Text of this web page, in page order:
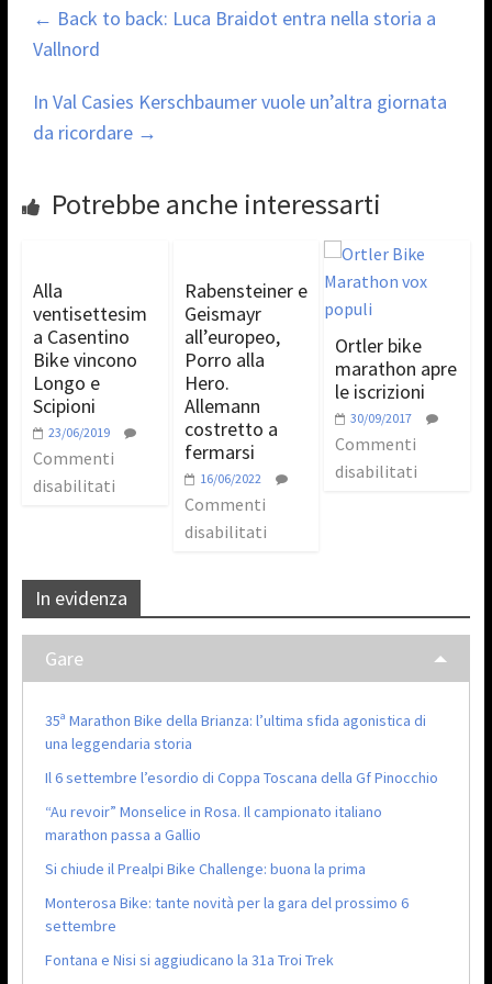
← Back to back: Luca Braidot entra nella storia a
Vallnord
In Val Casies Kerschbaumer vuole un’altra giornata
da ricordare →
Potrebbe anche interessarti
Alla
ventisettesim
a Casentino
Bike vincono
Longo e
Scipioni
23/06/2019
Commenti
disabilitati
Rabensteiner e
Geismayr
all’europeo,
Porro alla
Hero.
Allemann
costretto a
fermarsi
16/06/2022
Commenti
disabilitati
Ortler bike
marathon apre
le iscrizioni
30/09/2017
Commenti
disabilitati
In evidenza
Gare
35ª Marathon Bike della Brianza: l’ultima sfida agonistica di
una leggendaria storia
Il 6 settembre l’esordio di Coppa Toscana della Gf Pinocchio
“Au revoir” Monselice in Rosa. Il campionato italiano
marathon passa a Gallio
Si chiude il Prealpi Bike Challenge: buona la prima
Monterosa Bike: tante novità per la gara del prossimo 6
settembre
Fontana e Nisi si aggiudicano la 31a Troi Trek